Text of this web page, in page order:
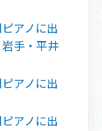
アノに出
手・平井
アノに出
アノに出